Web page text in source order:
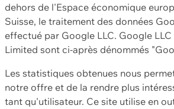
dehors de l'Espace économique
Suisse, le traitement des données
effectué par Google LLC. Google
Limited sont ci-après dénommés
Les statistiques obtenues nous
notre offre et de la rendre plus
tant qu'utilisateur. Ce site utilise en